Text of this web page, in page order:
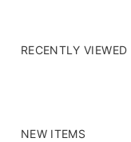
RECENTLY VIEWED
NEW ITEMS